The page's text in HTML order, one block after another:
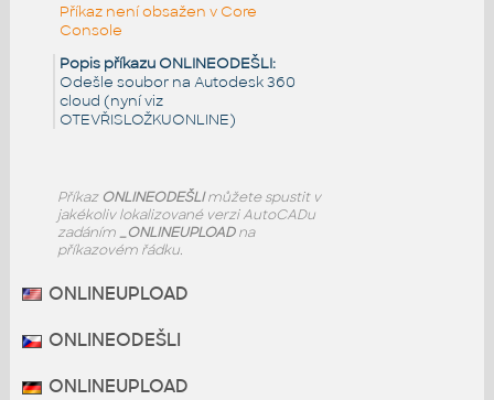
Příkaz není obsažen v Core
Console
Popis příkazu ONLINEODEŠLI:
Odešle soubor na Autodesk 360
cloud (nyní viz
OTEVŘISLOŽKUONLINE)
Příkaz ONLINEODEŠLImůžete spustit v
jakékoliv lokalizované verzi AutoCADu
zadáním _ONLINEUPLOADna
příkazovém řádku.
ONLINEUPLOAD
ONLINEODEŠLI
ONLINEUPLOAD